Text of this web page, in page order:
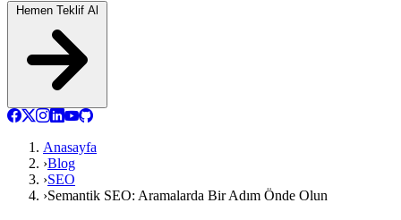
Anasayfa
›Blog
›SEO
›Semantik SEO: Aramalarda Bir Adım Önde Olun